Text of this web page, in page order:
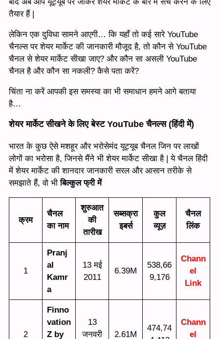
तैयार हैं |
लेकिन एक दुविधा सामने आएगी… कि यहाँ तो कई सारे YouTube
चैनल्स पर शेयर मार्केट की जानकारी मौजूद है, तो कौन से YouTube
चैनल से शेयर मार्केट सीखा जाए? और कौन सा असली YouTube
चैनल है और कौन सा नकली? कैसे पता करें?
चिंता ना करें आपकी इस समस्या का भी समाधान हमने आगे बताया
है…
शेयर मार्केट सीखने के लिए बेस्ट YouTube चैनल्स (हिंदी में)
भारत के कुछ ऐसे मशहूर और भरोसेमंद यूट्यूब चैनल जिन पर लाखों
लोगों का भरोसा है, जिनसे मैंने भी शेयर मार्केट सीखा है | ये चैनल हिंदी
में शेयर मार्केट की शानदार जानकारी सरल और आसान तरीके से
समझाते हैं, वो भीबिल्कुल फ्री में
क्रम
चैनल
का नाम
शुरुआत
की
तारीख
सब्सक्रा
इबर्स
कुल
व्यूज़
चैनल
लिंक
1
Pranj
al
Kamr
a
13 मई
2011
6.39M
538,66
9,176
Chann
el
Link
2
Finno
vation
Z by
13
जनवरी
2.61M
474,74
Chann
el